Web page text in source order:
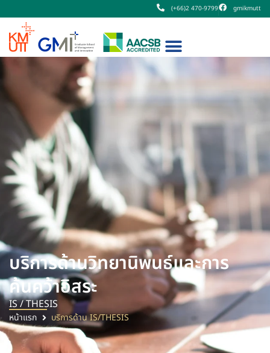
(+66)2 470-9799 gmikmutt
บริการด้านวิทยานิพนธ์และการ
ค้นคว้าอิสระ
IS / THESIS
หน้าแรก บริการด้าน IS/THESIS